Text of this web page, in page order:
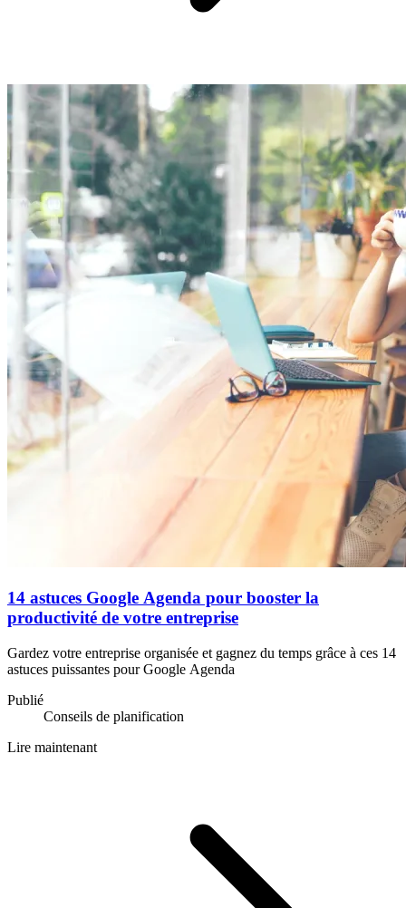
14 astuces Google Agenda pour booster la
productivité de votre entreprise
Gardez votre entreprise organisée et gagnez du temps grâce à ces 14
astuces puissantes pour Google Agenda
Publié
Conseils de planification
Lire maintenant